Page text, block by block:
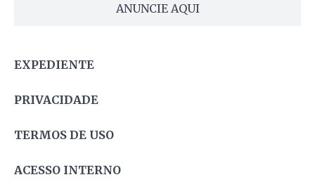
ANUNCIE AQUI
EXPEDIENTE
PRIVACIDADE
TERMOS DE USO
ACESSO INTERNO